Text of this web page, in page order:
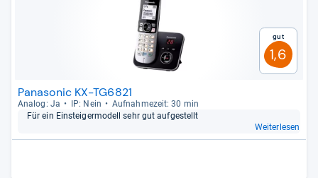
Gut
1,6
Panasonic KX-TG6821
Ana­log: Ja IP: Nein
Auf­nah­me­zeit: 30 min
Für ein Ein­stei­ger­mo­dell sehr gut auf­ge­stellt
Weiterlesen